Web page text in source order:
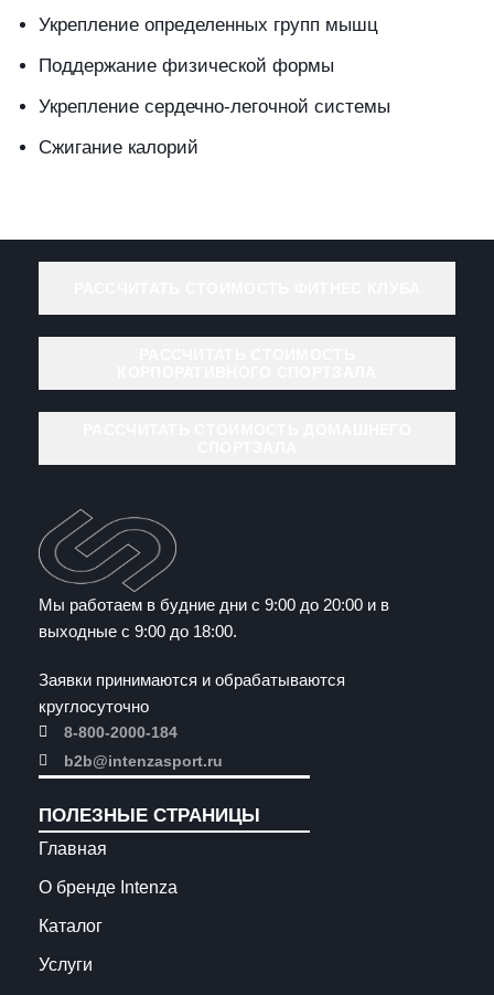
Укрепление определенных групп мышц
Поддержание физической формы
Укрепление сердечно-легочной системы
Сжигание калорий
Мы работаем в будние дни с 9:00 до 20:00 и в
выходные с 9:00 до 18:00.
Заявки принимаются и обрабатываются
круглосуточно
8-800-2000-184
b2b@intenzasport.ru
ПОЛЕЗНЫЕ СТРАНИЦЫ
Главная
О бренде Intenza
Каталог
Услуги